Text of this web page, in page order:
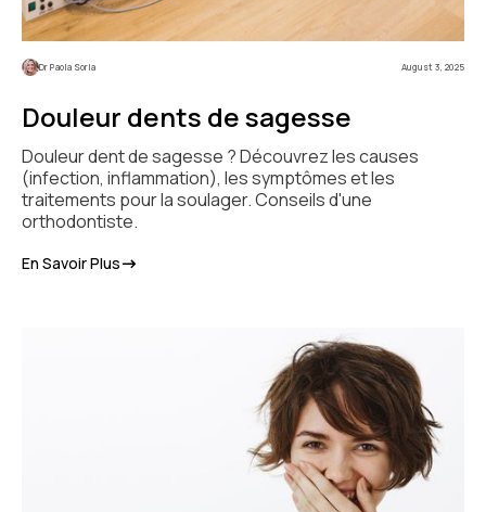
Dr Paola Soria August 3, 2025
Douleur dents de sagesse
Douleur dent de sagesse ? Découvrez les causes
(infection, inflammation), les symptômes et les
traitements pour la soulager. Conseils d'une
orthodontiste.
En Savoir Plus